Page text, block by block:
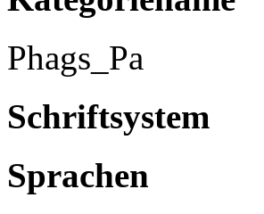
Phags_Pa
Schriftsystem
Sprachen